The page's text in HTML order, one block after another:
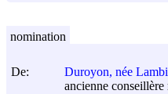
De:
Duroyon, née
ancienne
nomination